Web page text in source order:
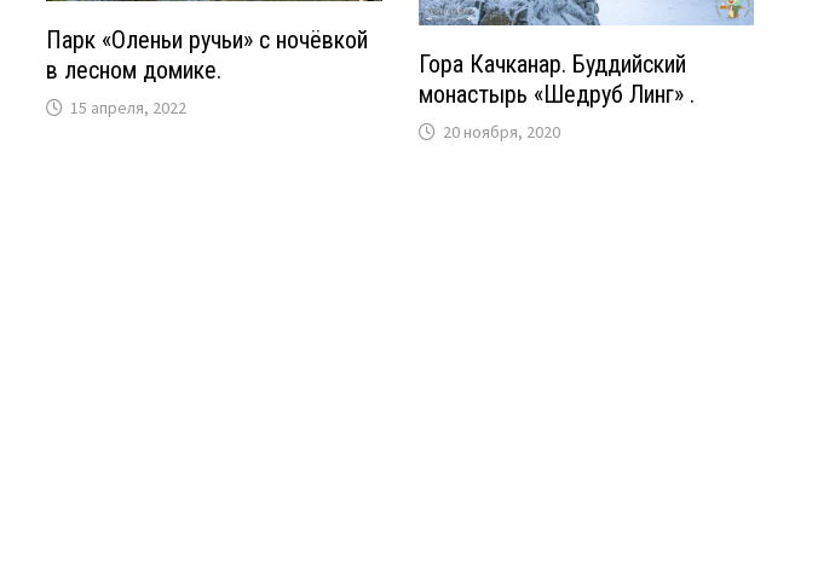
Парк «Оленьи ручьи» с ночёвкой
в лесном домике.
15 апреля, 2022
Гора Качканар. Буддийский
монастырь «Шедруб Линг» .
20 ноября, 2020